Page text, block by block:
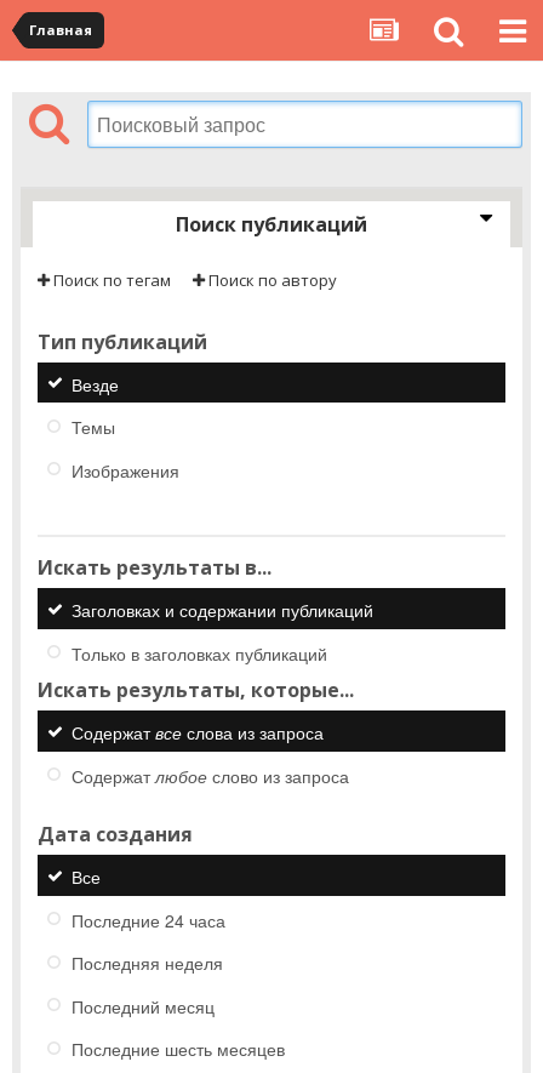
Главная
Поиск публикаций
Поиск по тегам Поиск по автору
Тип публикаций
Везде
Темы
Изображения
Искать результаты в...
Заголовках и содержании публикаций
Только в заголовках публикаций
Искать результаты, которые...
Содержатвсе слова из запроса
Содержатлюбое слово из запроса
Дата создания
Все
Последние 24 часа
Последняя неделя
Последний месяц
Последние шесть месяцев